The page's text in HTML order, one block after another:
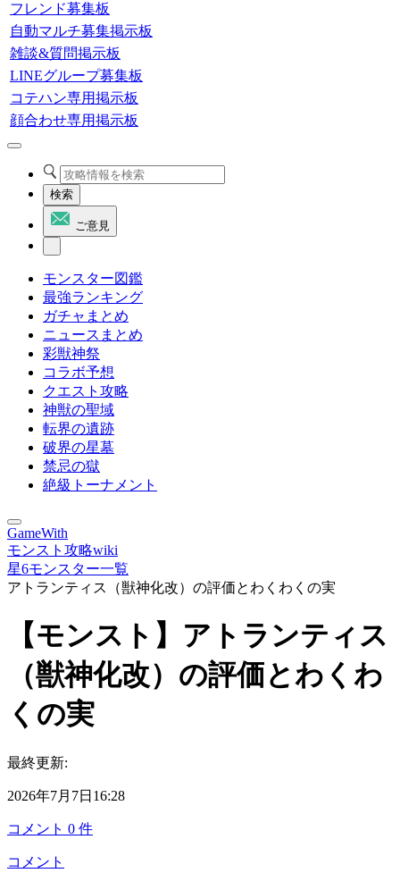
フレンド募集板
自動マルチ募集掲示板
雑談&質問掲示板
LINEグループ募集板
コテハン専用掲示板
顔合わせ専用掲示板
検索
ご意見
モンスター図鑑
最強ランキング
ガチャまとめ
ニュースまとめ
彩獣神祭
コラボ予想
クエスト攻略
神獣の聖域
転界の遺跡
破界の星墓
禁忌の獄
絶級トーナメント
GameWith
モンスト攻略wiki
星6モンスター一覧
アトランティス（獣神化改）の評価とわくわくの実
【モンスト】アトランティス
（獣神化改）の評価とわくわ
くの実
最終更新:
2026年7月7日16:28
コメント 0 件
コメント